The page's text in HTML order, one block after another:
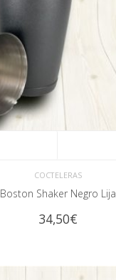
COCTELERAS
Boston Shaker Negro Lija
34,50€